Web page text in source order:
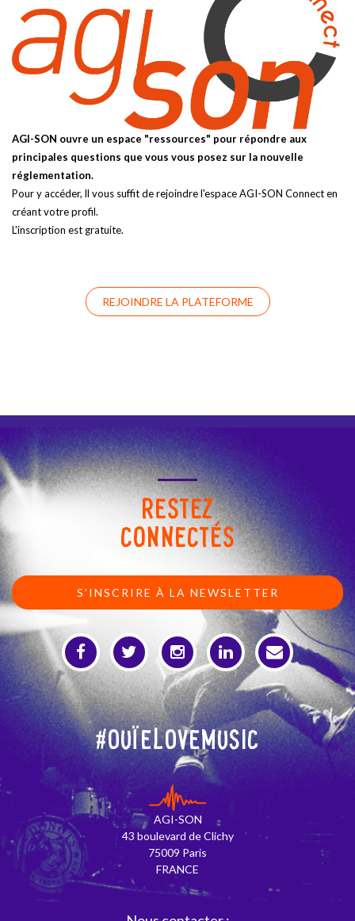
AGI-SON ouvre un espace "ressources" pour répondre aux
principales questions que vous vous posez sur la nouvelle
réglementation.
Pour y accéder, ll vous suffit de rejoindre l'espace AGI-SON Connect en
créant votre profil.
L'inscription est gratuite.
REJOINDRE LA PLATEFORME
RESTEZ
CONNECTÉS
S’INSCRIRE À LA NEWSLETTER
#OuïeLoveMusic
AGI-SON
43 boulevard de Clichy
75009 Paris
FRANCE